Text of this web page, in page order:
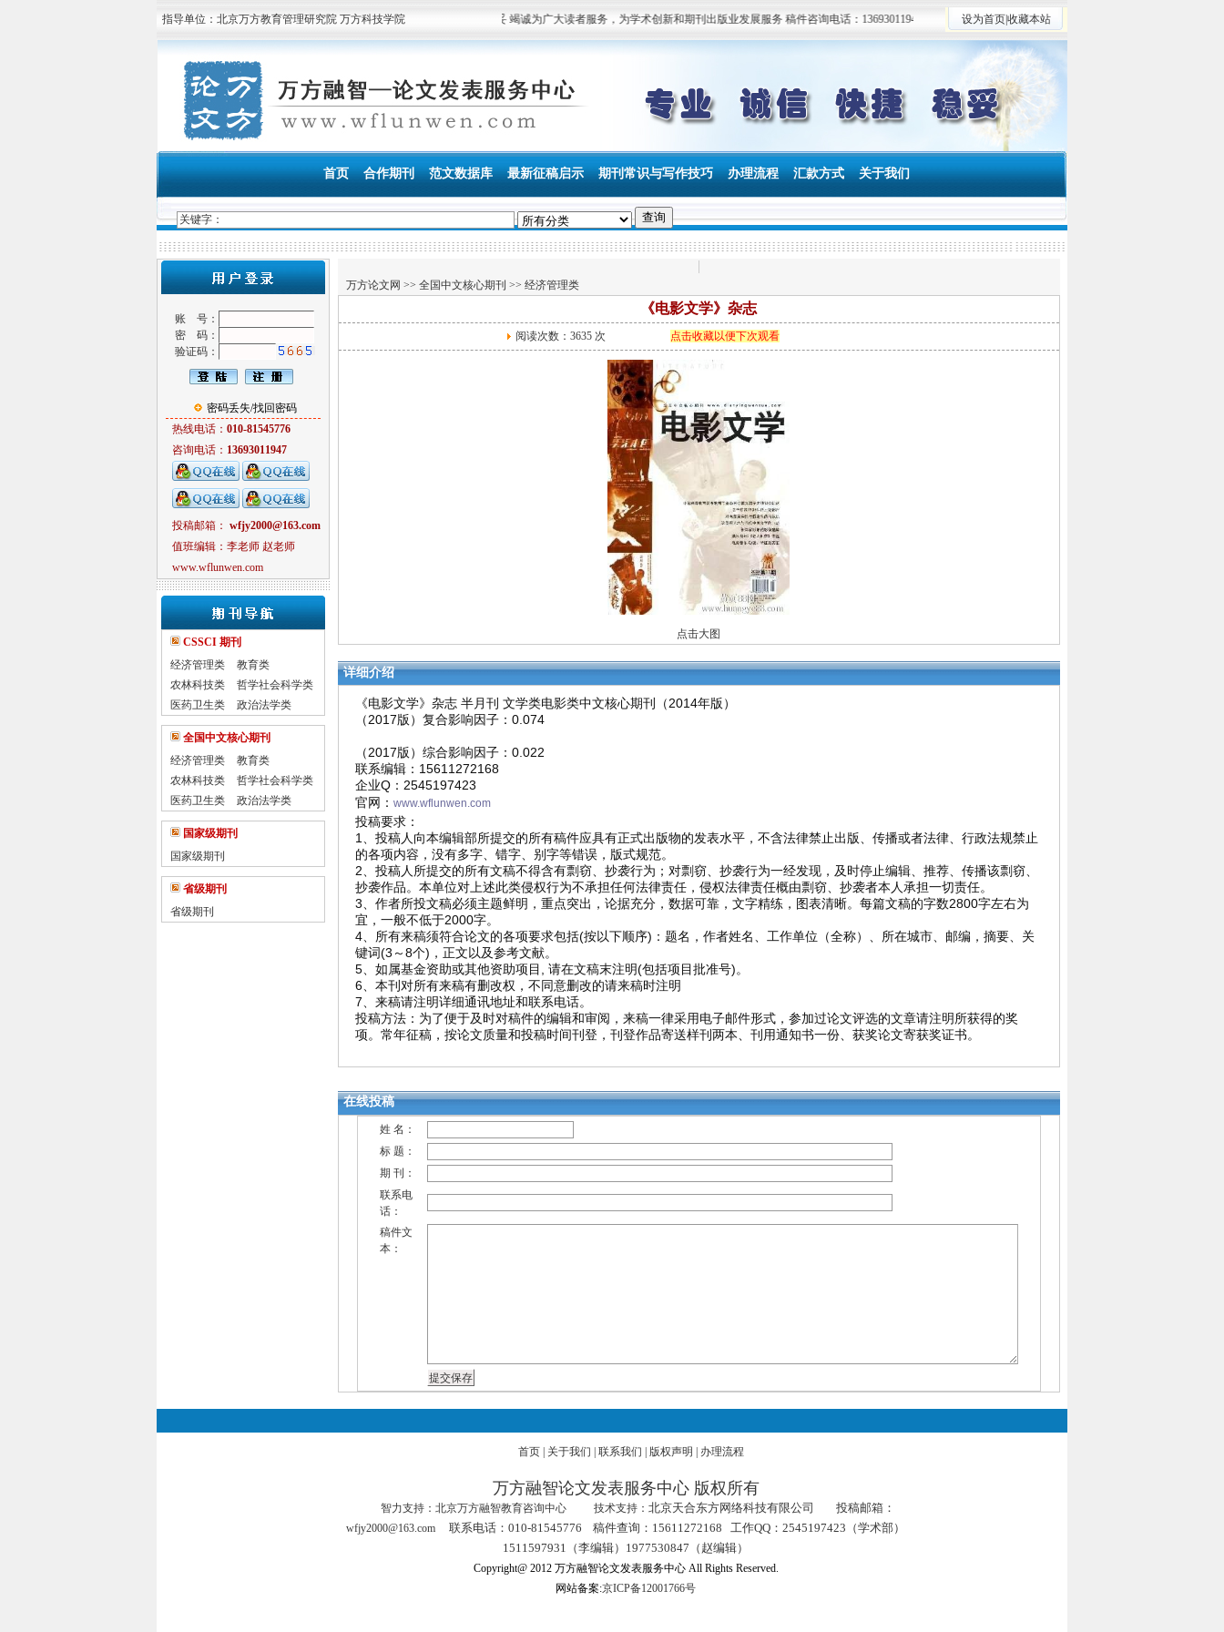
指导单位：北京万方教育管理研究院 万方科技学院
万方融智—论文发表服务中心 专业 诚信 快捷 稳妥 竭诚为广大读者服务，为学术创新和期刊出版业发展服务 稿件咨询电话：13693011947 设为首页收藏本站
首页 合作期刊 范文数据库 最新征稿启示 期刊常识与写作技巧 办理流程 汇款方式 关于我们
账 号：
密 码：
验证码：
密码丢失/找回密码
热线电话： 010-81545776
咨询电话： 13693011947
投稿邮箱： wfjy2000@163.com
值班编辑：李老师 赵老师
www.wflunwen.com
CSSCI 期刊
经济管理类
教育类
农林科技类
哲学社会科学类
医药卫生类
政治法学类
全国中文核心期刊
经济管理类
教育类
农林科技类
哲学社会科学类
医药卫生类
政治法学类
国家级期刊
国家级期刊
省级期刊
省级期刊
万方论文网 >> 全国中文核心期刊 >> 经济管理类
《电影文学》杂志
阅读次数： 3635 次 点击收藏以便下次观看
点击大图
详细介绍
《电影文学》杂志 半月刊 文学类电影类中文核心期刊（2014年版）
（2017版）复合影响因子：0.074
（2017版）综合影响因子：0.022
联系编辑：15611272168
企业Q：2545197423
官网： www.wflunwen.com
投稿要求：
1、投稿人向本编辑部所提交的所有稿件应具有正式出版物的发表水平，不含法律禁止出版、传播或者法律、行政法规禁止
的各项内容，没有多字、错字、别字等错误，版式规范。
2、投稿人所提交的所有文稿不得含有剽窃、抄袭行为；对剽窃、抄袭行为一经发现，及时停止编辑、推荐、传播该剽窃、
抄袭作品。本单位对上述此类侵权行为不承担任何法律责任，侵权法律责任概由剽窃、抄袭者本人承担一切责任。
3、作者所投文稿必须主题鲜明，重点突出，论据充分，数据可靠，文字精练，图表清晰。每篇文稿的字数2800字左右为
宜，一般不低于2000字。
4、所有来稿须符合论文的各项要求包括(按以下顺序)：题名，作者姓名、工作单位（全称）、所在城市、邮编，摘要、关
键词(3～8个)，正文以及参考文献。
5、如属基金资助或其他资助项目, 请在文稿末注明(包括项目批准号)。
6、本刊对所有来稿有删改权，不同意删改的请来稿时注明
7、来稿请注明详细通讯地址和联系电话。
投稿方法：为了便于及时对稿件的编辑和审阅，来稿一律采用电子邮件形式，参加过论文评选的文章请注明所获得的奖
项。常年征稿，按论文质量和投稿时间刊登，刊登作品寄送样刊两本、刊用通知书一份、获奖论文寄获奖证书。
在线投稿
姓 名：
标 题：
期 刊：
联系电
话：
稿件文
本：
首页 关于我们 联系我们 版权声明 办理流程
万方融智论文发表服务中心 版权所有
智力支持：北京万方融智教育咨询中心 技术支持： 北京天合东方网络科技有限公司 投稿邮箱：
wfjy2000@163.com 联系电话：010-81545776 稿件查询：15611272168 工作QQ：2545197423（学术部）
1511597931（李编辑）1977530847（赵编辑）
Copyright@ 2012 万方融智论文发表服务中心 All Rights Reserved.
网站备案:京ICP备12001766号